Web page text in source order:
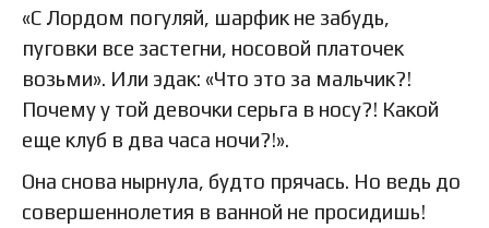
«С Лордом погуляй, шарфик не забудь,
пуговки все застегни, носовой платочек
возьми». Или эдак: «Что это за мальчик?!
Почему у той девочки серьга в носу?! Какой
еще клуб в два часа ночи?!».
Она снова нырнула, будто прячась. Но ведь до
совершеннолетия в ванной не просидишь!